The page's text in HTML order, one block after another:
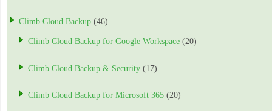
Climb Cloud Backup (46)
Climb Cloud Backup for Google Workspace (20)
Climb Cloud Backup & Security (17)
Climb Cloud Backup for Microsoft 365 (20)